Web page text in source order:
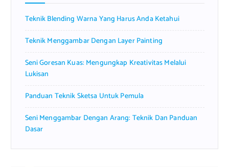
:Teknik Blending Warna Yang Harus Anda Ketahui
Teknik Menggambar Dengan Layer Painting
Seni Goresan Kuas: Mengungkap Kreativitas Melalui
Lukisan
Panduan Teknik Sketsa Untuk Pemula
Seni Menggambar Dengan Arang: Teknik Dan Panduan
Dasar